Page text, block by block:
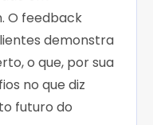
O feedback
demonstra
o que, por sua
no que diz
futuro do